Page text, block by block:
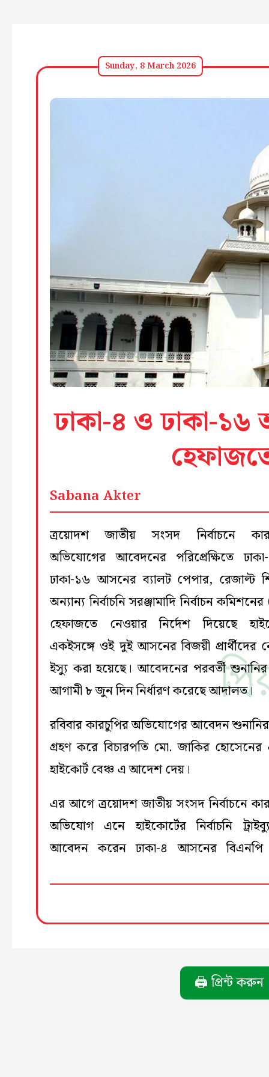
Sunday, 8 March 2026
ঢাকা-৪ ও ঢাকা-
Sabana Akter
ত্রয়োদশ জাতীয় সংসদ নির্বাচনে
অভিযোগের আবেদনের পরিপ্রেক্ষিতে
ঢাকা-১৬ আসনের ব্যালট পেপার, রেজাল্ট
অন্যান্য নির্বাচনি সরঞ্জামাদি নির্বাচন
হেফাজতে নেওয়ার নির্দেশ দিয়েছে
একইসঙ্গে ওই দুই আসনের বিজয়ী প্রার্থীদের
ইস্যু করা হয়েছে। আবেদনের পরবর্তী
আগামী ৮ জুন দিন নির্ধারণ করেছে আদালত।
রবিবার কারচুপির অভিযোগের আবেদন
গ্রহণ করে বিচারপতি মো. জাকির
হাইকোর্ট বেঞ্চ এ আদেশ দেয়।
এর আগে ত্রয়োদশ জাতীয় সংসদ নির্বাচনে
অভিযোগ এনে হাইকোর্টের নির্বাচনি
আবেদন করেন ঢাকা-৪ আসনের বিএনপি
🖨️ প্রিন্ট করুন